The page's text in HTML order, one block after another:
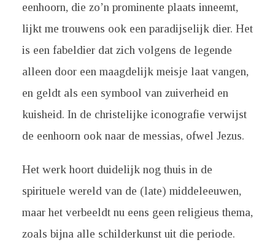
eenhoorn, die zo’n prominente plaats inneemt,
lijkt me trouwens ook een paradijselijk dier. Het
is een fabeldier dat zich volgens de legende
alleen door een maagdelijk meisje laat vangen,
en geldt als een symbool van zuiverheid en
kuisheid. In de christelijke iconografie verwijst
de eenhoorn ook naar de messias, ofwel Jezus.
Het werk hoort duidelijk nog thuis in de
spirituele wereld van de (late) middeleeuwen,
maar het verbeeldt nu eens geen religieus thema,
zoals bijna alle schilderkunst uit die periode.